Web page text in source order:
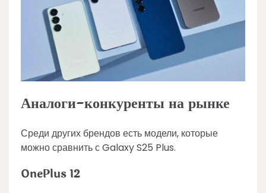
Аналоги-конкуренты на рынке
Среди других брендов есть модели, которые
можно сравнить с Galaxy S25 Plus.
OnePlus 12